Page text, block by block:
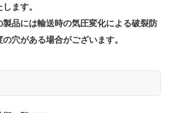
ます。
製品には輸送時の気圧変化による破裂防
穴がある場合がございます。